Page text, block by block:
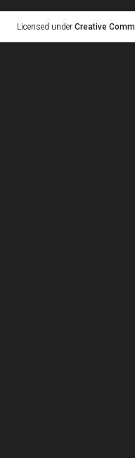
Licensed under Creative